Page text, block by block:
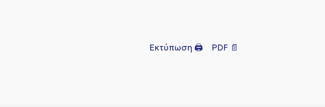
Εκτύπωση 🖨 PDF 📄